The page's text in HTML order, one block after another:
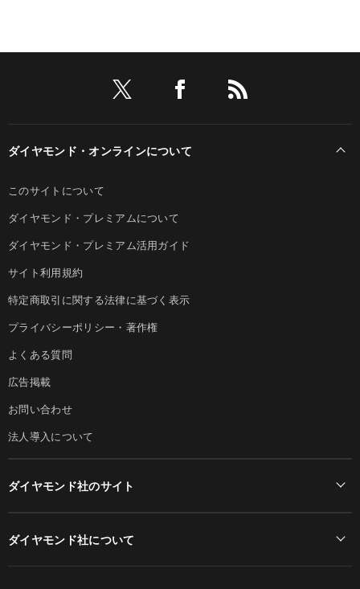
ダイヤモンド・オンラインについて
このサイトについて
ダイヤモンド・プレミアムについて
ダイヤモンド・プレミアム活用ガイド
サイト利用規約
特定商取引に関する法律に基づく表示
プライバシーポリシー・著作権
よくある質問
広告掲載
お問い合わせ
法人導入について
ダイヤモンド社のサイト
ダイヤモンド社について